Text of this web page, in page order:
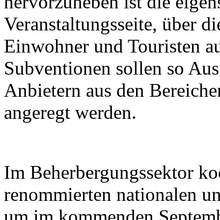
Veranstaltungsseite, über
Einwohner und Touristen
Subventionen sollen so
Anbietern aus den
angeregt werden.
Im Beherbergungssektor
renommierten nationalen